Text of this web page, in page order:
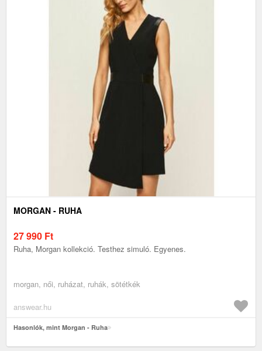
MORGAN - RUHA
27 990 Ft
Ruha, Morgan kollekció. Testhez simuló. Egyenes.
morgan, női, ruházat, ruhák, sötétkék
answear.hu
Hasonlók, mint Morgan - Ruha